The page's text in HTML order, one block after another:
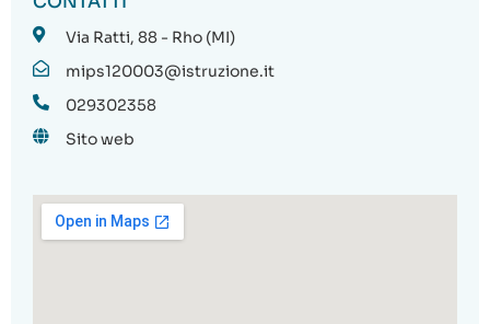
Via Ratti, 88 - Rho (MI)
mips120003@istruzione.it
029302358
Sito web